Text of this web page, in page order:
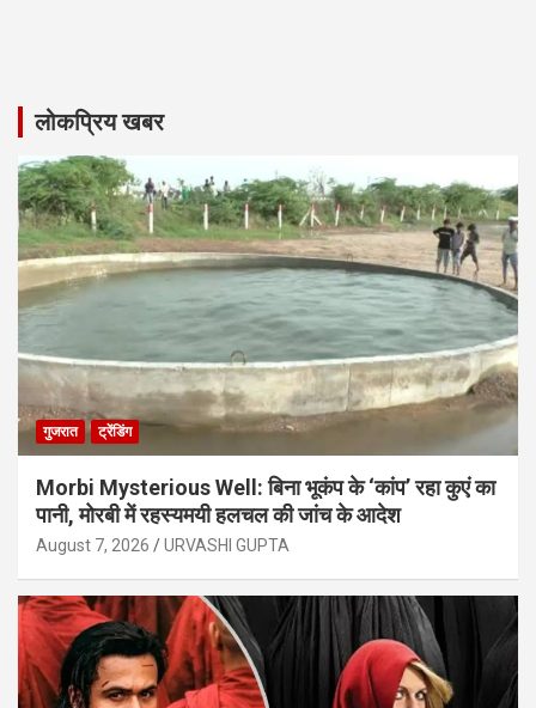
लोकप्रिय खबर
गुजरात ट्रेंडिंग
Morbi Mysterious Well: बिना भूकंप के ‘कांप’ रहा कुएं का
पानी, मोरबी में रहस्यमयी हलचल की जांच के आदेश
August 7, 2026 URVASHI GUPTA